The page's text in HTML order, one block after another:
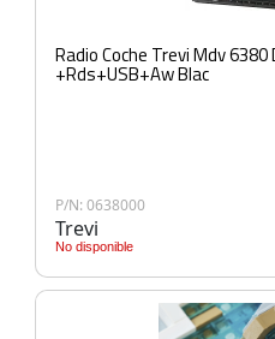
Radio Coche Trevi Mdv
+Rds+USB+Aw Blac
P/N: 0638000
Trevi
No disponible